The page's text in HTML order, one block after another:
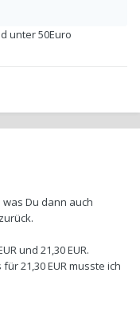
unter 50Euro
Du dann auch
und 21,30 EUR.
21,30 EUR musste ich